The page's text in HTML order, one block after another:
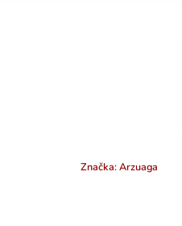
Značka:Arzuaga